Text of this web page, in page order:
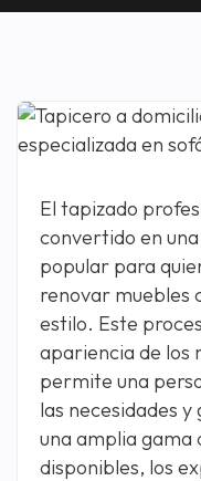
El tapizado
convertido en
popular para
renovar muebles
estilo. Este
apariencia de los
permite una
las necesidades
una amplia gama
disponibles, los